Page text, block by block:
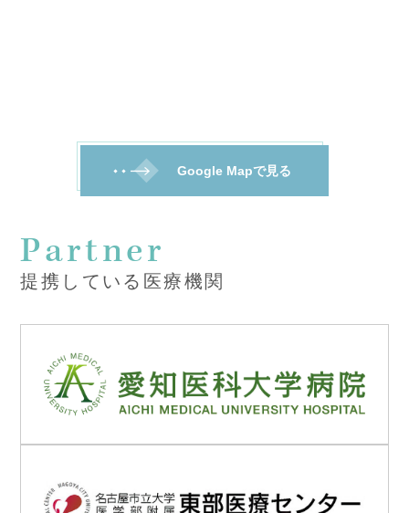
Google Mapで見る
Partner
提携している医療機関